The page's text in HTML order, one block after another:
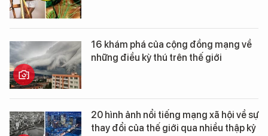
16 khám phá của cộng đồng mạng về
những điều kỳ thú trên thế giới
20 hình ảnh nổi tiếng mạng xã hội về sự
thay đổi của thế giới qua nhiều thập kỷ